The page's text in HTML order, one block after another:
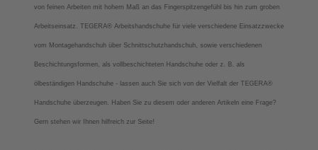
von feinen Arbeiten mit hohem Maß an das Fingerspitzengefühl bis hin zum groben
Arbeitseinsatz. TEGERA® Arbeitshandschuhe für viele verschiedene Einsatzzwecke
vom Montagehandschuh über Schnittschutzhandschuh, sowie verschiedenen
Beschichtungsformen, als vollbeschichteten Handschuhe oder z. B. als
ölbeständigen Handschuhe - lassen auch Sie sich von der Vielfalt der TEGERA®
Handschuhe überzeugen. Haben Sie zu diesem oder anderen Artikeln eine Frage?
Gern stehen wir Ihnen hilfreich zur Seite!